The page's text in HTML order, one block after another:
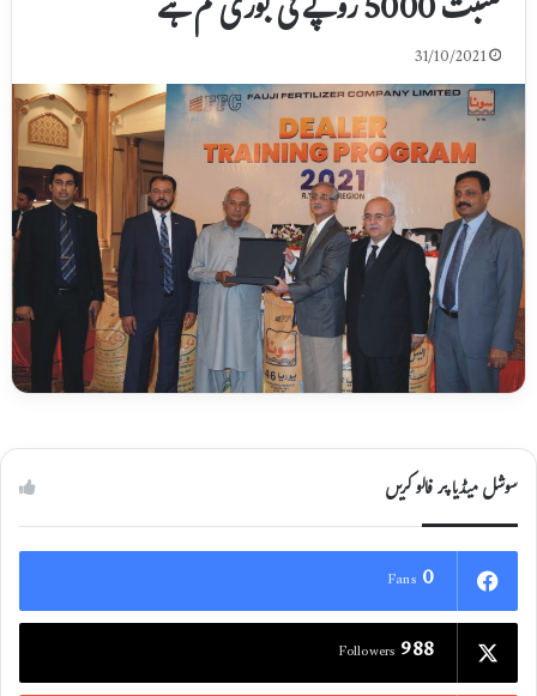
31/10/2021
سوشل میڈیا پر فالو کریں
0
Fans
988
Followers